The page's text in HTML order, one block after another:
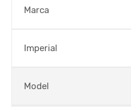
Marca
Imperial
Model